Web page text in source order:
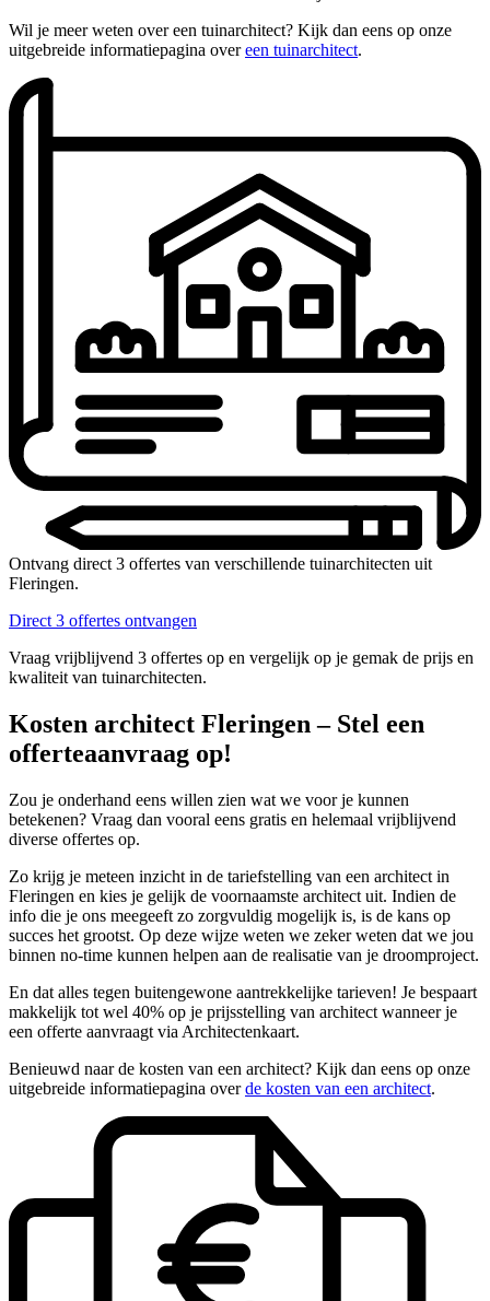
Wil je meer weten over een tuinarchitect? Kijk dan eens op onze
uitgebreide informatiepagina overeen tuinarchitect.
Ontvang direct 3 offertes van verschillende tuinarchitecten uit
Fleringen.
Direct 3 offertes ontvangen
Vraag vrijblijvend 3 offertes op en vergelijk op je gemak de prijs en
kwaliteit van tuinarchitecten.
Kosten architect Fleringen – Stel een
offerteaanvraag op!
Zou je onderhand eens willen zien wat we voor je kunnen
betekenen? Vraag dan vooral eens gratis en helemaal vrijblijvend
diverse offertes op.
Zo krijg je meteen inzicht in de tariefstelling van een architect in
Fleringen en kies je gelijk de voornaamste architect uit. Indien de
info die je ons meegeeft zo zorgvuldig mogelijk is, is de kans op
succes het grootst. Op deze wijze weten we zeker weten dat we jou
binnen no-time kunnen helpen aan de realisatie van je droomproject.
En dat alles tegen buitengewone aantrekkelijke tarieven! Je bespaart
makkelijk tot wel 40% op je prijsstelling van architect wanneer je
een offerte aanvraagt via Architectenkaart.
Benieuwd naar de kosten van een architect? Kijk dan eens op onze
uitgebreide informatiepagina overde kosten van een architect.